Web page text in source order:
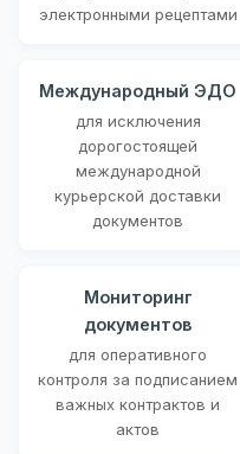
электронными рецептами
Международный ЭДО
для исключения
дорогостоящей
международной
курьерской доставки
документов
Мониторинг
документов
для оперативного
контроля за подписанием
важных контрактов и
актов